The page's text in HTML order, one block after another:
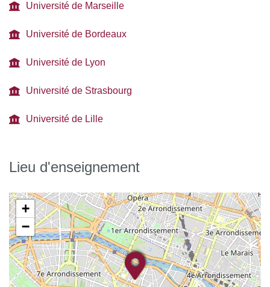
Université de Marseille
Université de Bordeaux
Université de Lyon
Université de Strasbourg
Université de Lille
Lieu d'enseignement
+
−